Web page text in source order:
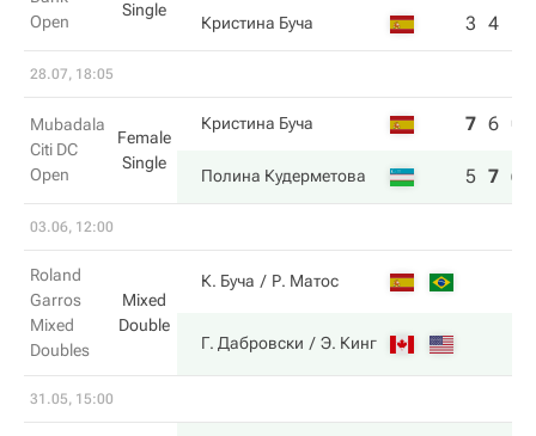
Open
Single
Кристина Буча 3 4
28.07, 18:05
Mubadala
Citi DC
Open
Female
Single
Кристина Буча 7 6 0
Полина Кудерметова 5 7 6
03.06, 12:00
Roland
Garros
Mixed
Doubles
Mixed
Double
К. Буча Р. Матос
Г. Дабровски Э. Кинг
31.05, 15:00